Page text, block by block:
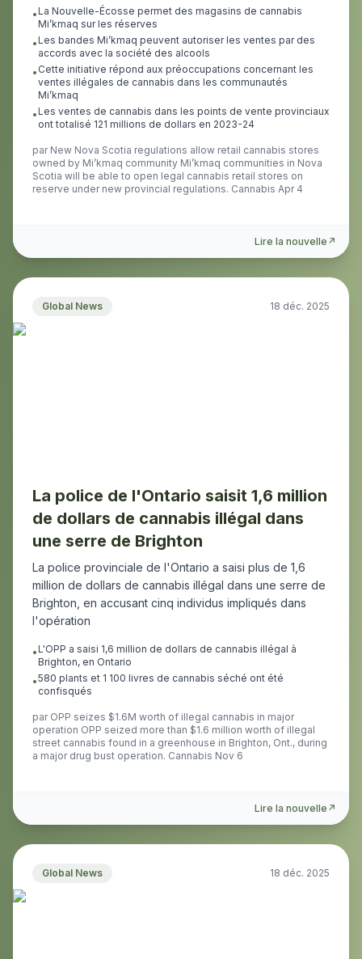
•La Nouvelle-Écosse permet des magasins de cannabis
Mi’kmaq sur les réserves
•Les bandes Mi’kmaq peuvent autoriser les ventes par des
accords avec la société des alcools
• Cette initiative répond aux préoccupations concernant les
ventes illégales de cannabis dans les communautés
Mi’kmaq
•Les ventes de cannabis dans les points de vente provinciaux
ont totalisé 121 millions de dollars en 2023-24
par New Nova Scotia regulations allow retail cannabis stores
owned by Mi’kmaq community Mi’kmaq communities in Nova
Scotia will be able to open legal cannabis retail stores on
reserve under new provincial regulations. Cannabis Apr 4
Lire la nouvelle ↗
Global News 18 déc. 2025
La police de l'Ontario saisit 1,6 million
de dollars de cannabis illégal dans
une serre de Brighton
La police provinciale de l'Ontario a saisi plus de 1,6
million de dollars de cannabis illégal dans une serre de
Brighton, en accusant cinq individus impliqués dans
l'opération
•L'OPP a saisi 1,6 million de dollars de cannabis illégal à
Brighton, en Ontario
•580 plants et 1 100 livres de cannabis séché ont été
confisqués
par OPP seizes $1.6M worth of illegal cannabis in major
operation OPP seized more than $1.6 million worth of illegal
street cannabis found in a greenhouse in Brighton, Ont., during
a major drug bust operation. Cannabis Nov 6
Lire la nouvelle ↗
Global News 18 déc. 2025